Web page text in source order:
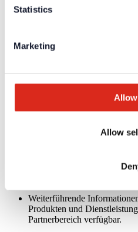
Statistics
Marketing
Allow
Normen
EN 54-
Bemerkungen
frei
USB-
Weiterführende
Produkten und
Partnerbereich verfügbar.